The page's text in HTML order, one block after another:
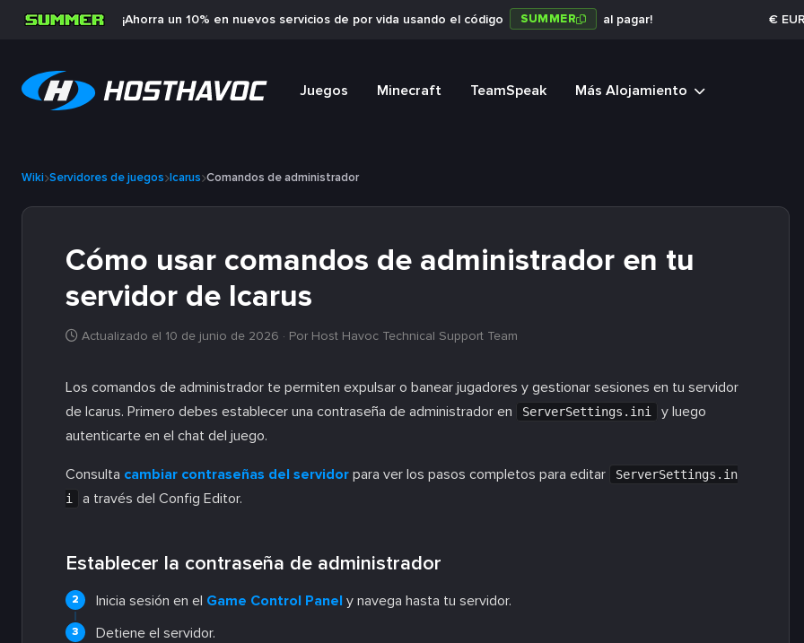
¡Ahorra un 10% en nuevos servicios de por vida usando el código SUMMER al pagar! € EUR
Juegos Minecraft TeamSpeak Más Alojamiento
Wiki Servidores de juegos Icarus Comandos de administrador
Cómo usar comandos de administrador en tu
servidor de Icarus
Actualizado el 10 de junio de 2026 · Por Host Havoc Technical Support Team
Los comandos de administrador te permiten expulsar o banear jugadores y gestionar sesiones en tu servidor
de Icarus. Primero debes establecer una contraseña de administrador en
ServerSettings.ini
y luego
autenticarte en el chat del juego.
Consulta cambiar contraseñas del servidor para ver los pasos completos para editar
ServerSettings.in
i
a través del Config Editor.
Establecer la contraseña de administrador
Inicia sesión en el Game Control Panel y navega hasta tu servidor.
Detiene el servidor.